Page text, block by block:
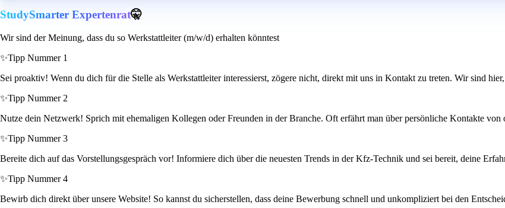
StudySmarter Expertenrat🤫
Wir sind der Meinung, dass du so Werkstattleiter (m/w/d) erhalten könntest
✨Tipp Nummer 1
Sei proaktiv! Wenn du dich für die Stelle als Werkstattleiter interessierst, zögere nicht, direkt mit uns in Kontakt zu treten. Wir sind
✨Tipp Nummer 2
Nutze dein Netzwerk! Sprich mit ehemaligen Kollegen oder Freunden in der Branche. Oft erfährt man über persönliche Kontakte von
✨Tipp Nummer 3
Bereite dich auf das Vorstellungsgespräch vor! Informiere dich über die neuesten Trends in der Kfz-Technik und sei bereit, deine
✨Tipp Nummer 4
Bewirb dich direkt über unsere Website! So kannst du sicherstellen, dass deine Bewerbung schnell und unkompliziert bei den